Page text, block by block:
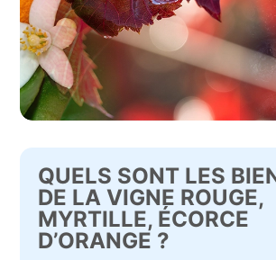
QUELS SONT LES
DE LA VIGNE ROUGE,
MYRTILLE, ÉCORCE
D’ORANGE ?